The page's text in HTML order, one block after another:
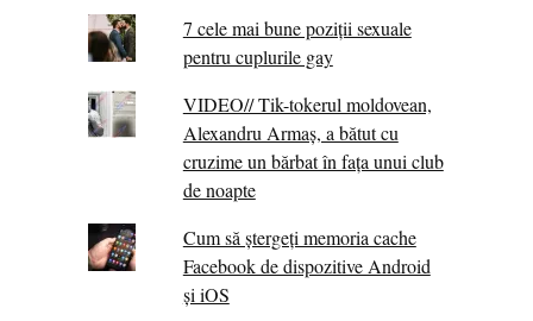
7 cele mai bune poziții sexuale
pentru cuplurile gay
VIDEO// Tik-tokerul moldovean,
Alexandru Armaș, a bătut cu
cruzime un bărbat în fața unui club
de noapte
Cum să ștergeți memoria cache
Facebook de dispozitive Android
și iOS